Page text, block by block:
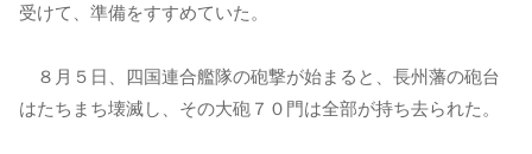
受けて、準備をすすめていた。
８月５日、四国連合艦隊の砲撃が始まると、長州藩の砲台
はたちまち壊滅し、その大砲７０門は全部が持ち去られた。